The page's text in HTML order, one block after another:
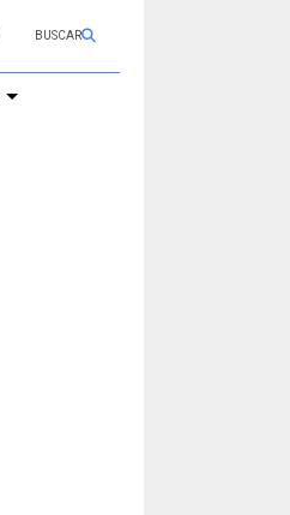
BUSCAR